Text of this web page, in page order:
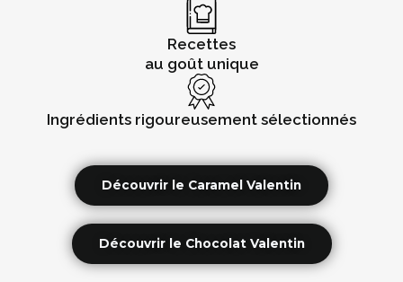
Recettes
au goût unique
Ingrédients rigoureusement sélectionnés
Découvrir le Caramel Valentin
Découvrir le Chocolat Valentin